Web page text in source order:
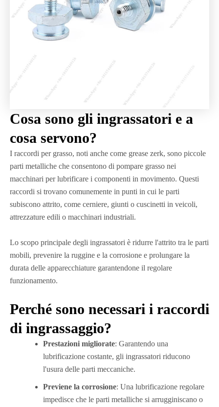
Cosa sono gli ingrassatori e a
cosa servono?
I raccordi per grasso, noti anche come grease zerk, sono piccole
parti metalliche che consentono di pompare grasso nei
macchinari per lubrificare i componenti in movimento. Questi
raccordi si trovano comunemente in punti in cui le parti
subiscono attrito, come cerniere, giunti o cuscinetti in veicoli,
attrezzature edili o macchinari industriali.
Lo scopo principale degli ingrassatori è ridurre l'attrito tra le parti
mobili, prevenire la ruggine e la corrosione e prolungare la
durata delle apparecchiature garantendone il regolare
funzionamento.
Perché sono necessari i raccordi
di ingrassaggio?
Prestazioni migliorate: Garantendo una
lubrificazione costante, gli ingrassatori riducono
l'usura delle parti meccaniche.
Previene la corrosione: Una lubrificazione regolare
impedisce che le parti metalliche si arrugginiscano o